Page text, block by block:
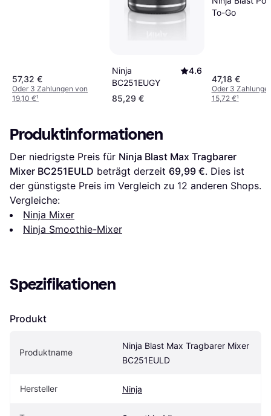
57,32 €
Oder 3 Zahlungen von
19,10 €¹
Ninja
BC251EUGY
4.6
85,29 €
To-Go
47,18 €
Oder 3
15,72 €¹
Produktinformationen
Der niedrigste Preis für Ninja Blast Max Tragbarer
Mixer BC251EULD beträgt derzeit 69,99 €. Dies ist
der günstigste Preis im Vergleich zu 12 anderen Shops.
Vergleiche:
Ninja Mixer
Ninja Smoothie-Mixer
Spezifikationen
Produkt
Produktname
Ninja Blast Max Tragbarer Mixer
BC251EULD
Hersteller Ninja